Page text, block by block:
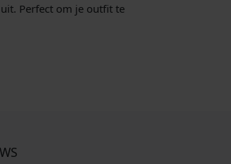
Perfect om je outfit te